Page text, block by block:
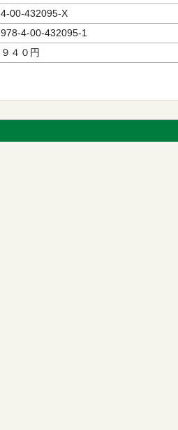
4-00-432095-X
978-4-00-432095-1
９４０円